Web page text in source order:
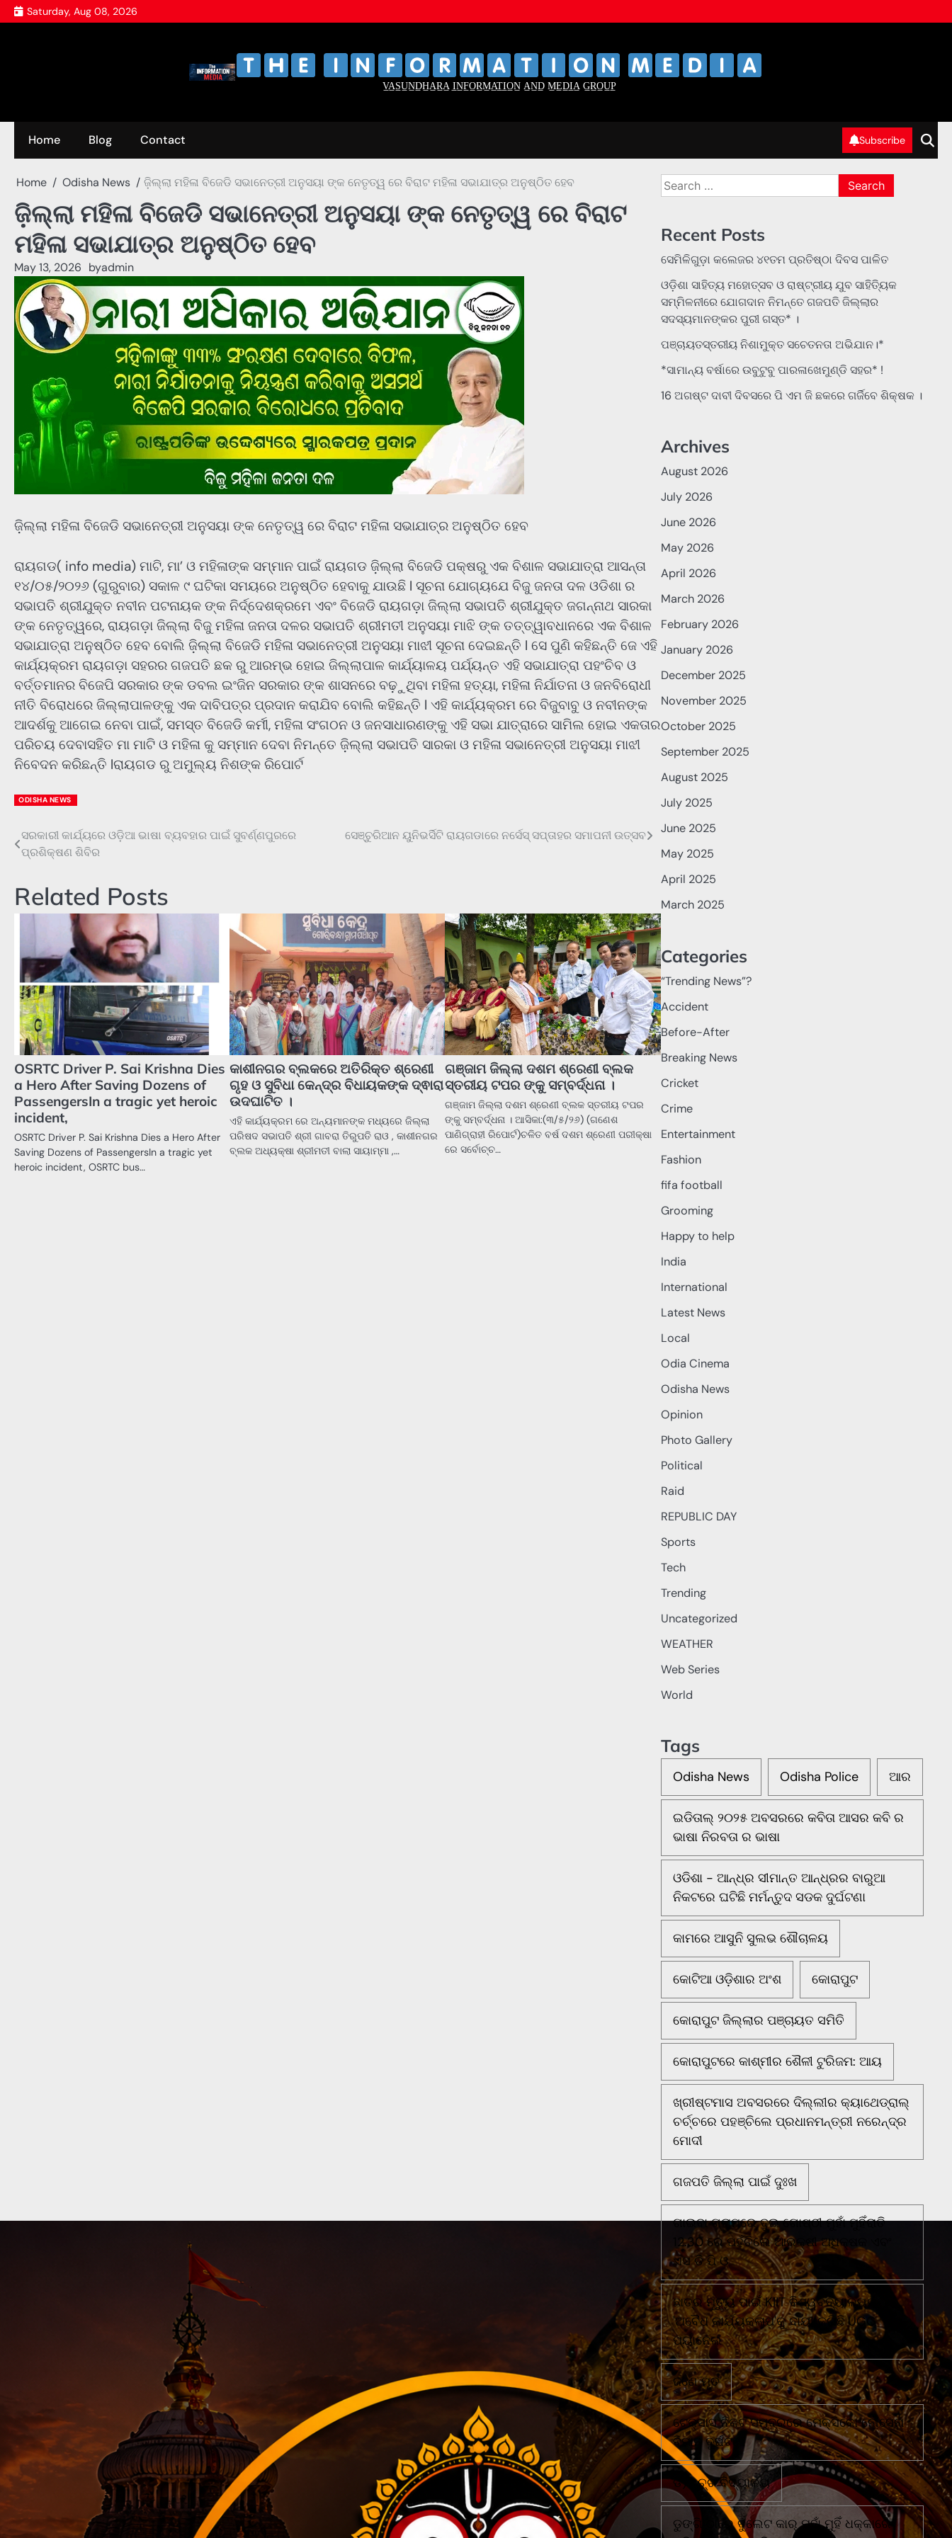
Skip
to
Saturday, Aug 08, 2026
V̲A̲S̲U̲N̲D̲H̲A̲R̲A̲ I̲N̲F̲O̲R̲M̲A̲T̲I̲O̲N̲ A̲N̲D̲ M̲E̲D̲I̲A̲ G̲R̲O̲U̲P̲
Home Blog Contact Subscribe
Home Odisha News ଜ଼ିଲ୍ଲା ମହିଳା ବିଜେଡି ସଭାନେତ୍ରୀ ଅନୁସୟା ଙ୍କ ନେତୃତ୍ୱ ରେ ବିରାଟ ମହିଳା ସଭାଯାତ୍ର ଅନୁଷ୍ଠିତ ହେବ
ଜ଼ିଲ୍ଲା ମହିଳା ବିଜେଡି ସଭାନେତ୍ରୀ ଅନୁସୟା ଙ୍କ ନେତୃତ୍ୱ ରେ ବିରାଟ
ମହିଳା ସଭାଯାତ୍ର ଅନୁଷ୍ଠିତ ହେବ
May 13, 2026 byadmin
ଜ଼ିଲ୍ଲା ମହିଳା ବିଜେଡି ସଭାନେତ୍ରୀ ଅନୁସୟା ଙ୍କ ନେତୃତ୍ୱ ରେ ବିରାଟ ମହିଳା ସଭାଯାତ୍ର ଅନୁଷ୍ଠିତ ହେବ
ରାୟଗଡ( info media) ମାଟି, ମା’ ଓ ମହିଳାଙ୍କ ସମ୍ମାନ ପାଇଁ ରାୟଗଡ ଜ଼ିଲ୍ଲା ବିଜେଡି ପକ୍ଷରୁ ଏକ ବିଶାଳ ସଭାଯାତ୍ରା ଆସନ୍ତା
୧୪/୦୫/୨୦୨୬ (ଗୁରୁବାର) ସକାଳ ୯ ଘଟିକା ସମୟରେ ଅନୁଷ୍ଠିତ ହେବାକୁ ଯାଉଛି l ସୂଚନା ଯୋଗ୍ୟଯେ ବିଜୁ ଜନତା ଦଳ ଓଡିଶା ର
ସଭାପତି ଶ୍ରୀଯୁକ୍ତ ନବୀନ ପଟନାୟକ ଙ୍କ ନିର୍ଦ୍ଦେଶକ୍ରମେ ଏବଂ ବିଜେଡି ରାୟଗଡ଼ା ଜିଲ୍ଲା ସଭାପତି ଶ୍ରୀଯୁକ୍ତ ଜଗନ୍ନାଥ ସାରକା
ଙ୍କ ନେତୃତ୍ୱରେ, ରାୟଗଡ଼ା ଜିଲ୍ଲା ବିଜୁ ମହିଳା ଜନତା ଦଳର ସଭାପତି ଶ୍ରୀମତୀ ଅନୁସୟା ମାଝି ଙ୍କ ତତ୍ତ୍ୱାବଧାନରେ ଏକ ବିଶାଳ
ସଭାଯାତ୍ରା ଅନୁଷ୍ଠିତ ହେବ ବୋଲି ଜ଼ିଲ୍ଲା ବିଜେଡି ମହିଳା ସଭାନେତ୍ରୀ ଅନୁସୟା ମାଝୀ ସୂଚନା ଦେଇଛନ୍ତି l ସେ ପୁଣି କହିଛନ୍ତି ଜେ ଏହି
କାର୍ଯ୍ୟକ୍ରମ ରାୟଗଡ଼ା ସହରର ଗଜପତି ଛକ ରୁ ଆରମ୍ଭ ହୋଇ ଜିଲ୍ଲାପାଳ କାର୍ଯ୍ୟାଳୟ ପର୍ଯ୍ୟନ୍ତ ଏହି ସଭାଯାତ୍ରା ପହଂଚିବ ଓ
ବର୍ତ୍ତମାନର ବିଜେପି ସରକାର ଙ୍କ ଡବଲ ଇଂଜିନ ସରକାର ଙ୍କ ଶାସନରେ ବଢ଼ୁଥିବା ମହିଳା ହତ୍ୟା, ମହିଳା ନିର୍ଯାତନା ଓ ଜନବିରୋଧୀ
ନୀତି ବିରୋଧରେ ଜିଲ୍ଲାପାଳଙ୍କୁ ଏକ ଦାବିପତ୍ର ପ୍ରଦାନ କରାଯିବ ବୋଲି କହିଛନ୍ତି l ଏହି କାର୍ଯ୍ୟକ୍ରମ ରେ ବିଜୁବାବୁ ଓ ନବୀନଙ୍କ
ଆଦର୍ଶକୁ ଆଗେଇ ନେବା ପାଇଁ, ସମସ୍ତ ବିଜେଡି କର୍ମୀ, ମହିଳା ସଂଗଠନ ଓ ଜନସାଧାରଣଙ୍କୁ ଏହି ସଭା ଯାତ୍ରାରେ ସାମିଲ ହୋଇ ଏକତାର
ପରିଚୟ ଦେବାସହିତ ମା ମାଟି ଓ ମହିଳା କୁ ସମ୍ମାନ ଦେବା ନିମନ୍ତେ ଜ଼ିଲ୍ଲା ସଭାପତି ସାରକା ଓ ମହିଳା ସଭାନେତ୍ରୀ ଅନୁସୟା ମାଝୀ
ନିବେଦନ କରିଛନ୍ତି lରାୟଗଡ ରୁ ଅମୁଲ୍ୟ ନିଶଙ୍କ ରିପୋର୍ଟ
ODISHA NEWS
Post
navigation
ସରକାରୀ କାର୍ଯ୍ୟରେ ଓଡ଼ିଆ ଭାଷା ବ୍ୟବହାର ପାଇଁ ସୁବର୍ଣ୍ଣପୁରରେ
ପ୍ରଶିକ୍ଷଣ ଶିବିର
ସେଞ୍ଚୁରିଆନ ୟୁନିଭର୍ସିଟି ରାୟଗଡାରେ ନର୍ସେସ୍‌ ସପ୍ତାହର ସମାପନୀ ଉତ୍ସବ
Related Posts
OSRTC Driver P. Sai Krishna Dies
a Hero After Saving Dozens of
PassengersIn a tragic yet heroic
incident,
OSRTC Driver P. Sai Krishna Dies a Hero After
Saving Dozens of PassengersIn a tragic yet
heroic incident, OSRTC bus…
କାଶୀନଗର ବ୍ଲକରେ ଅତିରିକ୍ତ ଶ୍ରେଣୀ
ଗୃହ ଓ ସୁବିଧା କେନ୍ଦ୍ର ବିଧାୟକଙ୍କ ଦ୍ଵାରା
ଉଦଘାଟିତ ।
ଏହି କାର୍ଯ୍ୟକ୍ରମ ରେ ଅନ୍ୟମାନଙ୍କ ମଧ୍ୟରେ ଜିଲ୍ଲା
ପରିଷଦ ସଭାପତି ଶ୍ରୀ ଗାବରା ତିରୁପତି ରାଓ , କାଶୀନଗର
ବ୍ଲକ ଅଧ୍ୟକ୍ଷା ଶ୍ରୀମତୀ ବାଲା ସାୟାମ୍ମା ,…
ଗଞ୍ଜାମ ଜିଲ୍ଲା ଦଶମ ଶ୍ରେଣୀ ବ୍ଲକ
ସ୍ତରୀୟ ଟପର ଙ୍କୁ ସମ୍ବର୍ଦ୍ଧନା ।
ଗଞ୍ଜାମ ଜିଲ୍ଲା ଦଶମ ଶ୍ରେଣୀ ବ୍ଲକ ସ୍ତରୀୟ ଟପର
ଙ୍କୁ ସମ୍ବର୍ଦ୍ଧନା । ଆସିକା:(୩/୫/୨୬) (ଗଣେଶ
ପାଣିଗ୍ରାହୀ ରିପୋର୍ଟ)ଚଳିତ ବର୍ଷ ଦଶମ ଶ୍ରେଣୀ ପରୀକ୍ଷା
ରେ ସର୍ବୋଚ୍ଚ…
Search
for:
Recent Posts
ସେମିଳିଗୁଡ଼ା କଲେଜର ୪୧ତମ ପ୍ରତିଷ୍ଠା ଦିବସ ପାଳିତ
ଓଡ଼ିଶା ସାହିତ୍ୟ ମହୋତ୍ସବ ଓ ରାଷ୍ଟ୍ରୀୟ ଯୁବ ସାହିତ୍ୟିକ
ସମ୍ମିଳନୀରେ ଯୋଗଦାନ ନିମନ୍ତେ ଗଜପତି ଜିଲ୍ଲାର
ସଦସ୍ୟମାନଙ୍କର ପୁରୀ ଗସ୍ତ* ।
ପଞ୍ଚାୟତସ୍ତରୀୟ ନିଶାମୁକ୍ତ ସଚେତନତା ଅଭିଯାନ।*
*ସାମାନ୍ୟ ବର୍ଷାରେ ଉବୁଟୁବୁ ପାରଳାଖେମୁଣ୍ଡି ସହର* !
16 ଅଗଷ୍ଟ ଦାବୀ ଦିବସରେ ପି ଏମ ଜି ଛକରେ ଗର୍ଜିବେ ଶିକ୍ଷକ ।
Archives
August 2026
July 2026
June 2026
May 2026
April 2026
March 2026
February 2026
January 2026
December 2025
November 2025
October 2025
September 2025
August 2025
July 2025
June 2025
May 2025
April 2025
March 2025
Categories
“Trending News”?
Accident
Before-After
Breaking News
Cricket
Crime
Entertainment
Fashion
fifa football
Grooming
Happy to help
India
International
Latest News
Local
Odia Cinema
Odisha News
Opinion
Photo Gallery
Political
Raid
REPUBLIC DAY
Sports
Tech
Trending
Uncategorized
WEATHER
Web Series
World
Tags
Odisha News Odisha Police ଆର
ଇଡିତାଲ୍ ୨୦୨୫ ଅବସରରେ କବିତା ଆସର କବି ର
ଭାଷା ନିରବତା ର ଭାଷା
ଓଡିଶା - ଆନ୍ଧ୍ର ସୀମାନ୍ତ ଆନ୍ଧ୍ରର ବାରୁଆ
ନିକଟରେ ଘଟିଛି ମର୍ମନ୍ତୁଦ ସଡକ ଦୁର୍ଘଟଣା
କାମରେ ଆସୁନି ସୁଲଭ ଶୌଚାଳୟ
କୋଟିଆ ଓଡ଼ିଶାର ଅଂଶ କୋରାପୁଟ
କୋରାପୁଟ ଜିଲ୍ଲାର ପଞ୍ଚାୟତ ସମିତି
କୋରାପୁଟରେ କାଶ୍ମୀର ଶୈଳୀ ଟୁରିଜମ: ଆୟ
ଖ୍ରୀଷ୍ଟମାସ ଅବସରରେ ଦିଲ୍ଲୀର କ୍ୟାଥେଡ୍ରାଲ୍
ଚର୍ଚ୍ଚରେ ପହଞ୍ଚିଲେ ପ୍ରଧାନମନ୍ତ୍ରୀ ନରେନ୍ଦ୍ର
ମୋଦୀ
ଗଜପତି ଜିଲ୍ଲା ପାଇଁ ଦୁଃଖ
ଗାଇବା ଗ୍ରାମରେ ଦୁଇ ଗୋଷ୍ଠୀ ମୁହାଁ ମୁହିଁରାତି
12.30 ରେ ପହଁଚିଲେ ଆରକ୍ଷୀ ଅଧିକ୍ଷକ ଏବଂ
ଏସ ଡି ପି ଓ
ଛାତ୍ର ମୃତ୍ୟୁ ପାଇଁ KIIT ବିଶ୍ୱବିଦ୍ୟାଳୟର
'ଅବୈଧ କାର୍ଯ୍ୟକଳାପ'କୁ ଦାୟୀ କରିଛି UGC
ପ୍ୟାନେଲ
ଜଣେ ମୃତ
ଟେକ୍ସାସ ନିକଟ ସମୁଦ୍ରରେ ମେକ୍ସିକୋ ନୌସେନା
ବିମାନ ଦୁର୍ଘଟଣା
ଡି)ଉଚ୍ଚ ବିଦ୍ୟାଳୟ
ଡୁଙ୍ଗି ଠାରେ ବୁଲେଟ କାର୍ ମୁହାଁ ମୁହିଁ ଧକ୍କାରେ